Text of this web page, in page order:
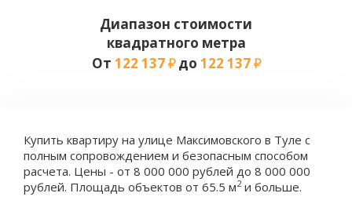
Диапазон стоимости
квадратного метра
От 122 137 до 122 137
Купить квартиру на улице Максимовского в Туле с
полным сопровождением и безопасным способом
расчета. Цены - от 8 000 000 рублей до 8 000 000
рублей. Площадь объектов от 65.5 м2и больше.